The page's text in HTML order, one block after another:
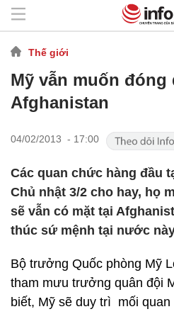
Thế giới
Mỹ vẫn muốn đóng
Afghanistan
04/02/2013 - 17:00
Các quan chức hàng đầu
Chủ nhật 3/2 cho hay, họ
sẽ vẫn có mặt tại
thúc sứ mệnh tại nước
Bộ trưởng Quốc phòng Mỹ
tham mưu trưởng quân đội
biết, Mỹ sẽ duy trì mối